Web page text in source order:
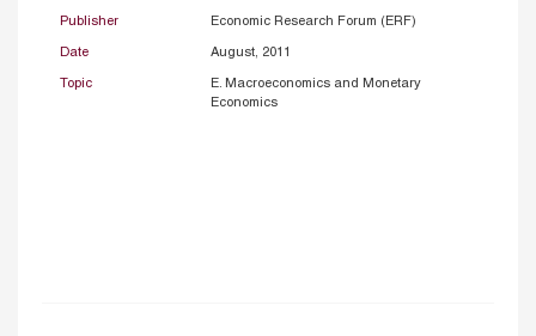
Publisher Economic Research Forum (ERF)
Date August, 2011
Topic
E. Macroeconomics and Monetary
Economics